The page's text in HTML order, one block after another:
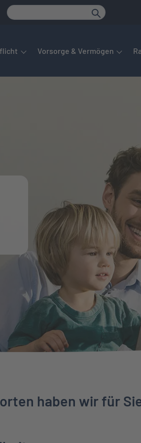
Dieses lässt sich per Tab steuern.
Vorsorge & Vermögen
haben wir für